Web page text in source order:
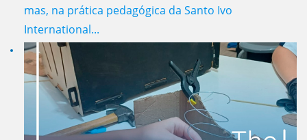
mas, na prática pedagógica da Santo Ivo
International...